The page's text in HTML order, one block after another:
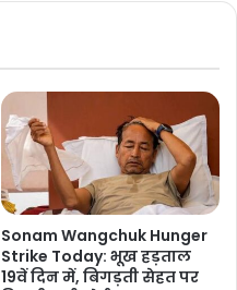
Sonam Wangchuk Hunger
Strike Today: भूख हड़ताल
19वें दिन में, बिगड़ती सेहत पर